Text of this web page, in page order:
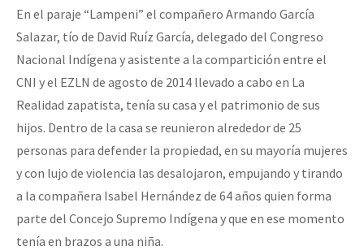
En el paraje “Lampeni” el compañero Armando García
Salazar, tío de David Ruíz García, delegado del Congreso
Nacional Indígena y asistente a la compartición entre el
CNI y el EZLN de agosto de 2014 llevado a cabo en La
Realidad zapatista, tenía su casa y el patrimonio de sus
hijos. Dentro de la casa se reunieron alrededor de 25
personas para defender la propiedad, en su mayoría mujeres
y con lujo de violencia las desalojaron, empujando y tirando
a la compañera Isabel Hernández de 64 años quien forma
parte del Concejo Supremo Indígena y que en ese momento
tenía en brazos a una niña.